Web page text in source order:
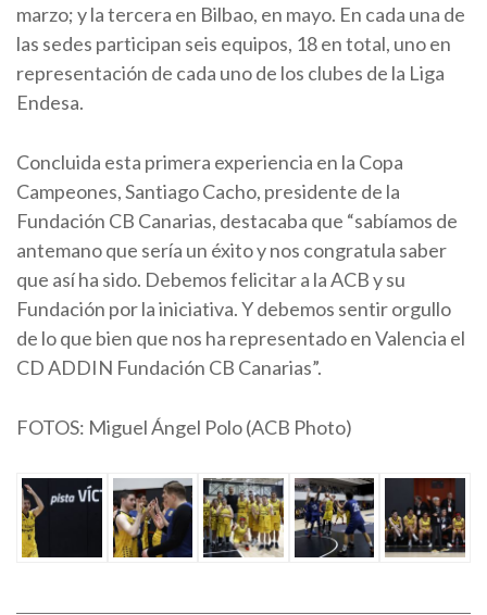
marzo; y la tercera en Bilbao, en mayo. En cada una de
las sedes participan seis equipos, 18 en total, uno en
representación de cada uno de los clubes de la Liga
Endesa.
Concluida esta primera experiencia en la Copa
Campeones, Santiago Cacho, presidente de la
Fundación CB Canarias, destacaba que “sabíamos de
antemano que sería un éxito y nos congratula saber
que así ha sido. Debemos felicitar a la ACB y su
Fundación por la iniciativa. Y debemos sentir orgullo
de lo que bien que nos ha representado en Valencia el
CD ADDIN Fundación CB Canarias”.
FOTOS: Miguel Ángel Polo (ACB Photo)